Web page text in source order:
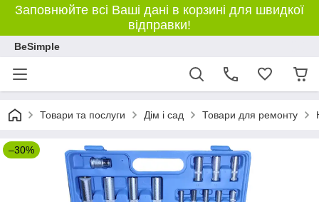
Заповнюйте всі Ваші дані в корзині для швидкої
відправки!
BeSimple
Товари та послуги Дім і сад Товари для ремонту
–30%